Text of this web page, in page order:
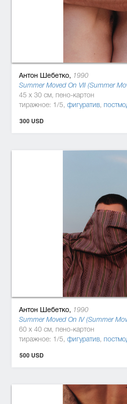
Антон Шебетко, 1990
Summer Moved On VII (Summer
45 x 30 см, пено-картон
тиражное: 1/5, фигуратив,
300 USD
Антон Шебетко, 1990
Summer Moved On IV (Summer
60 x 40 см, пено-картон
тиражное: 1/5, фигуратив,
500 USD